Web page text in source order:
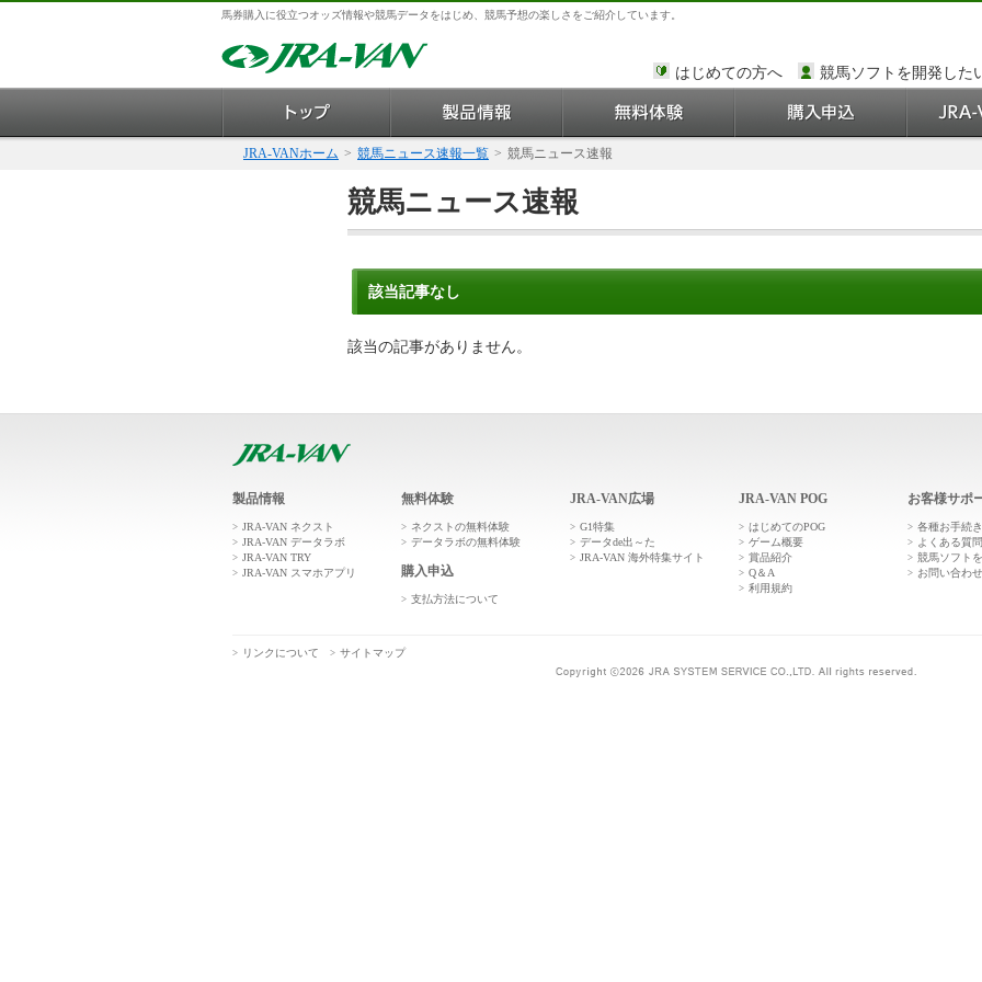
馬券購入に役立つオッズ情報や競馬データをはじめ、競馬予想の楽しさをご紹介しています。
はじめての方へ 競馬ソフトを開発した
JRA-VANホーム > 競馬ニュース速報一覧 > 競馬ニュース速報
競馬ニュース速報
該当記事なし
該当の記事がありません。
製品情報
JRA-VAN ネクスト
JRA-VAN データラボ
JRA-VAN TRY
JRA-VAN スマホアプリ
無料体験
ネクストの無料体験
データラボの無料体験
購入申込
支払方法について
JRA-VAN広場
G1特集
データde出～た
JRA-VAN 海外特集サイト
JRA-VAN POG
はじめてのPOG
ゲーム概要
賞品紹介
Q＆A
利用規約
お客様サポ
各種お手続き
よくある質問
競馬ソフト
お問い合わせ
リンクについて サイトマップ